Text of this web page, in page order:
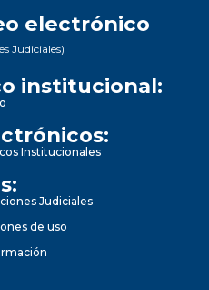
electrónico
Judiciales)
institucional:
Institucionales
Judiciales
de uso